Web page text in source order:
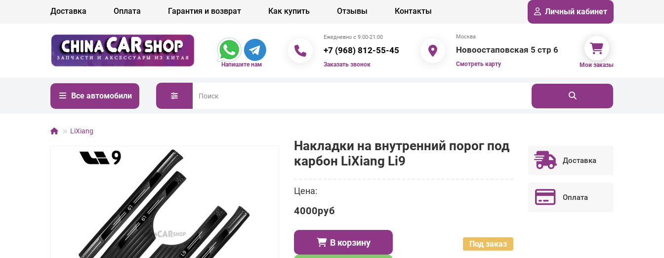
Доставка Оплата Гарантия и возврат Как купить Отзывы Контакты Личный кабинет
Напишите нам
Ежедневно с 9:00-21:00
+7 (968) 812-55-45
Заказать звонок
Москва
Новоостаповская 5 стр 6
Смотреть карту Мои заказы
Все автомобили
LiXiang
Накладки на внутренний порог под
карбон LiXiang Li9
Цена:
4000руб
Под заказ
В корзину
Доставка
Оплата